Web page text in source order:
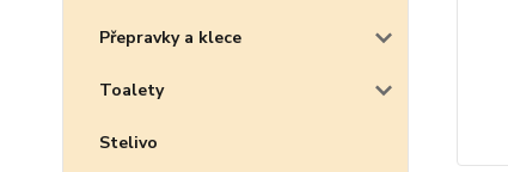
Přepravky a klece
Toalety
Stelivo